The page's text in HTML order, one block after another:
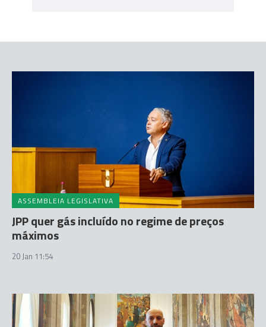
ASSEMBLEIA LEGISLATIVA
JPP quer gás incluído no regime de preços
máximos
20 Jan 11:54